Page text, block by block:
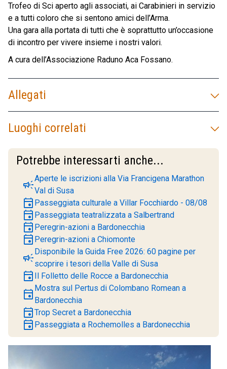
Trofeo di Sci aperto agli associati, ai Carabinieri in servizio
e a tutti coloro che si sentono amici dell’Arma.
Una gara alla portata di tutti che è soprattutto un’occasione
di incontro per vivere insieme i nostri valori.
A cura dell’Associazione Raduno Aca Fossano.
Allegati
Luoghi correlati
Potrebbe interessarti anche...
campaignAperte le iscrizioni alla Via Francigena Marathon
Val di Susa
event Passeggiata culturale a Villar Focchiardo - 08/08
event Passeggiata teatralizzata a Salbertrand
event Peregrin-azioni a Bardonecchia
event Peregrin-azioni a Chiomonte
campaignDisponibile la Guida Free 2026: 60 pagine per
scoprire i tesori della Valle di Susa
event Il Folletto delle Rocce a Bardonecchia
event Mostra sul Pertus di Colombano Romean a
Bardonecchia
eventTrop Secret a Bardonecchia
event Passeggiata a Rochemolles a Bardonecchia